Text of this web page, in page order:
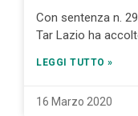
Con sentenza n.
Tar Lazio ha
LEGGI TUTTO »
16 Marzo 2020